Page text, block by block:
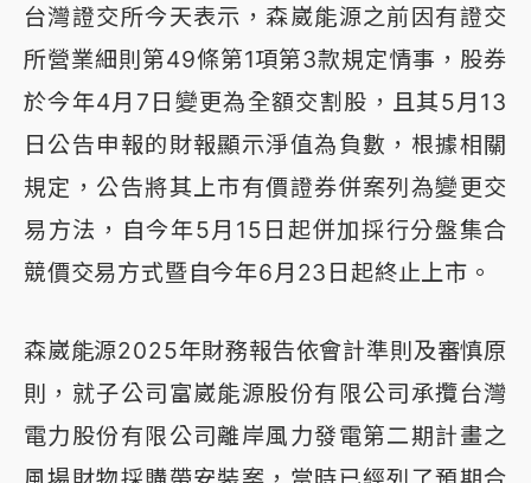
台灣證交所今天表示，森崴能源之前因有證交
所營業細則第49條第1項第3款規定情事，股券
於今年4月7日變更為全額交割股，且其5月13
日公告申報的財報顯示淨值為負數，根據相關
規定，公告將其上市有價證券併案列為變更交
易方法，自今年5月15日起併加採行分盤集合
競價交易方式暨自今年6月23日起終止上市。
森崴能源2025年財務報告依會計準則及審慎原
則，就子公司富崴能源股份有限公司承攬台灣
電力股份有限公司離岸風力發電第二期計畫之